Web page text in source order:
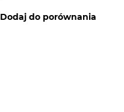
Dodaj do porównania